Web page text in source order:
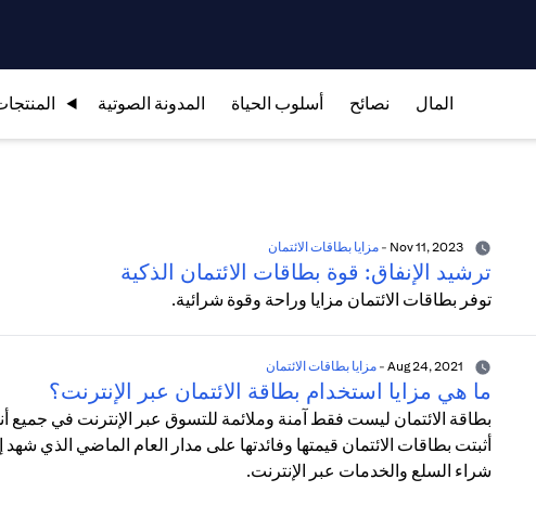
المال نصائح أسلوب الحياة المدونة الصوتية
Nov 11, 2023
-مزايا بطاقات الائتمان
ترشيد الإنفاق: قوة بطاقات الائتمان الذكية
توفر بطاقات الائتمان مزايا وراحة وقوة شرائية.
-مزايا بطاقات الائتمان
ما هي مزايا استخدام بطاقة الائتمان عبر الإنترنت؟
بطاقة الائتمان ليست فقط آمنة وملائمة للتسوق عبر الإنترنت في
أثبتت بطاقات الائتمان قيمتها وفائدتها على مدار العام الماضي الذي
شراء السلع والخدمات عبر الإنترنت.